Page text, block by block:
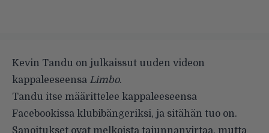
Kevin Tandu on julkaissut uuden videon
kappaleeseensa Limbo.
Tandu itse määrittelee kappaleeseensa
Facebookissa klubibängeriksi, ja sitähän tuo on.
Sanoitukset ovat melkoista tajunnanvirtaa, mutta